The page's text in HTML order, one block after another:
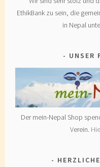
EthikBank zu sein, die
in Nepal
UNSER
Der mein-Nepal Shop
Verein.